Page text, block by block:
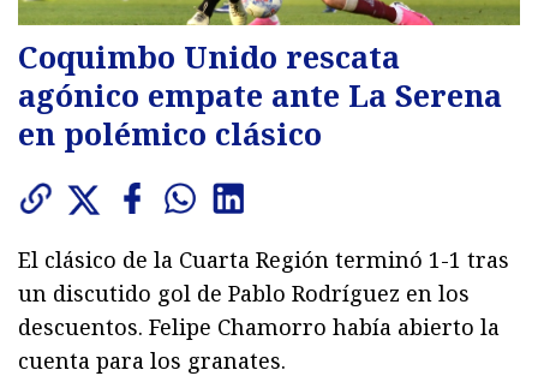
Coquimbo Unido rescata
agónico empate ante La Serena
en polémico clásico
El clásico de la Cuarta Región terminó 1-1 tras
un discutido gol de Pablo Rodríguez en los
descuentos. Felipe Chamorro había abierto la
cuenta para los granates.